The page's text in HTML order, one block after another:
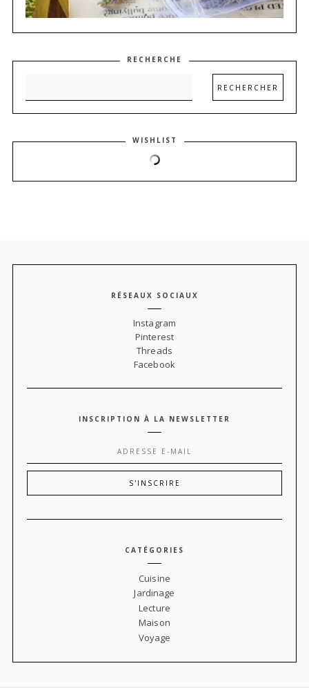
RECHERCHE
WISHLIST
RÉSEAUX SOCIAUX
Instagram
Pinterest
Threads
Facebook
INSCRIPTION À LA NEWSLETTER
CATÉGORIES
Cuisine
Jardinage
Lecture
Maison
Voyage